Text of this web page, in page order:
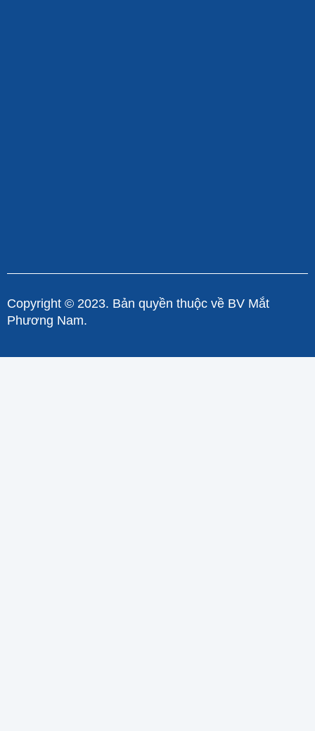
Copyright © 2023. Bản quyền thuộc về BV Mắt
Phương Nam.